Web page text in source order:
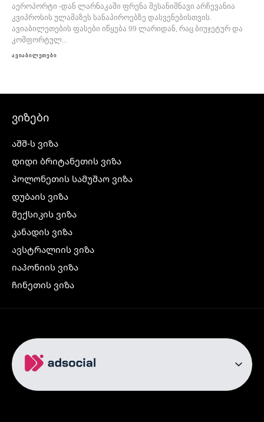
აეროპორტი -დან ლარნაკაში ფრენა შესანიშნავი არჩევანია
კვიპროსის ულამაზეს სანაპიროებზე დასვენებისთვის.
ავიაბილეთების ფასები იწყება 99 ლარიდან, რაც ბიუჯეტურ და
კომფორტულ...
ავიაბილეთები
ვიზები
აშშ-ს ვიზა
დიდი ბრიტანეთის ვიზა
პოლონეთის სამუშაო ვიზა
დუბაის ვიზა
მექსიკის ვიზა
კანადის ვიზა
ავსტრალიის ვიზა
იაპონიის ვიზა
ჩინეთის ვიზა
ჩრდილოეთ ირლანდიის ვიზა
რუსეთის ვიზა
ავიაბილეთები